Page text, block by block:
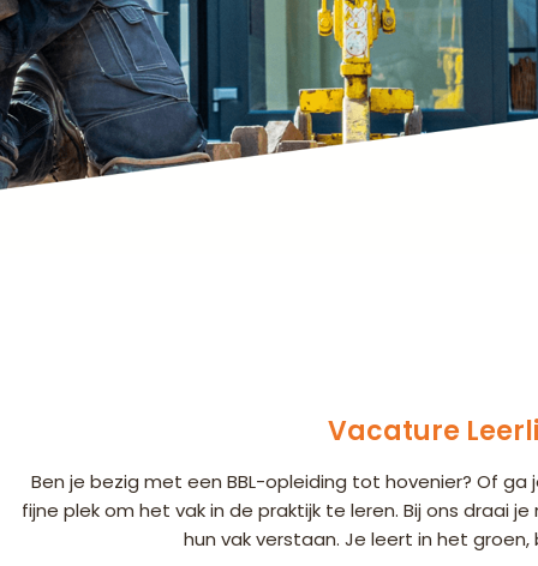
Vacature
Ben je bezig met een BBL-opleiding tot hovenier? Of
fijne plek om het vak in de praktijk te leren. Bij ons draai
hun vak verstaan. Je leert in het